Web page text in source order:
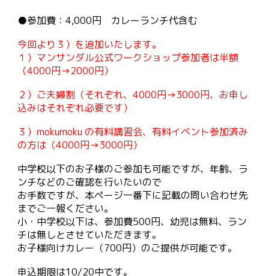
●参加費：4,000円 カレーランチ代含む
今回より３）を追加いたします。
１） マンサンダル公式ワークショップ参加者は半額
（4000円→2000円）
２）ご夫婦割（それぞれ、4000円→3000円、お申し
込みはそれぞれ必要です）
３）mokumoku の有料講習会、有料イベント参加済み
の方は（4000円→3000円）
中学校以下のお子様のご参加も可能ですが、年齢、ラ
ンチなどのご確認を行いたいので
お手数ですが、本ページ一番下に記載の問い合わせ先
までご一報ください。
小・中学校以下は、参加費500円、幼児は無料、ラン
チは無しとさせていただきます。
お子様向けカレー（700円）のご提供が可能です。
申込期限は10/20中です。